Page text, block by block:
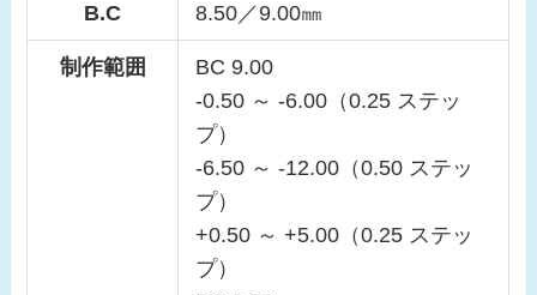
B.C 8.50／9.00㎜
制作範囲
BC 9.00
-0.50 ～ -6.00（0.25 ステッ
プ）
-6.50 ～ -12.00（0.50 ステッ
プ）
+0.50 ～ +5.00（0.25 ステッ
プ）